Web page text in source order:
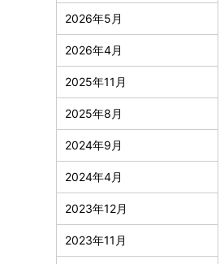
2026年5月
2026年4月
2025年11月
2025年8月
2024年9月
2024年4月
2023年12月
2023年11月